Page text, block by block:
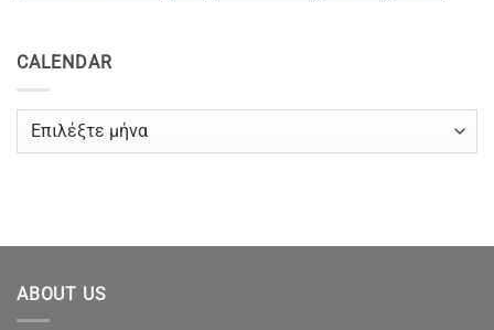
CALENDAR
CALENDAR
ABOUT US